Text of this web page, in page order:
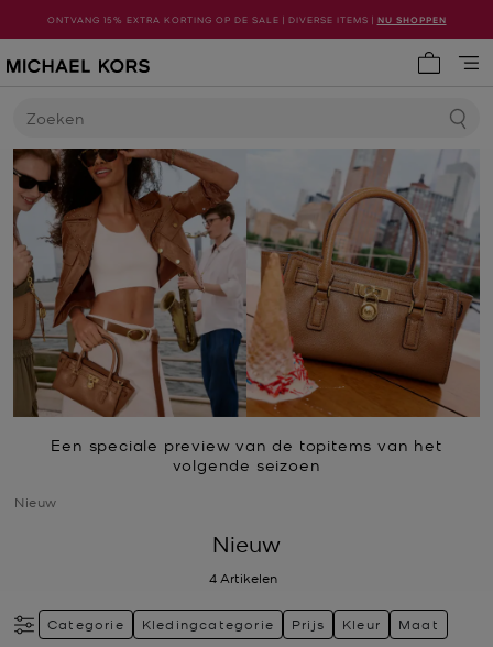
ONTVANG 15% EXTRA KORTING OP DE SALE | DIVERSE ITEMS | NU SHOPPEN
Zoeken
Een speciale preview van de topitems van het
volgende seizoen
Nieuw
Nieuw
4Artikelen
Categorie Kledingcategorie Prijs Kleur Maat